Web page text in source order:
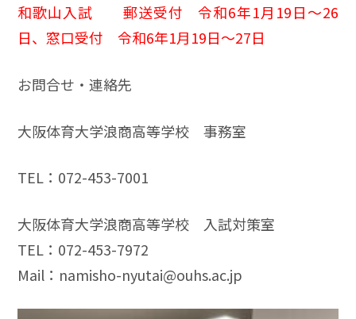
和歌山入試 郵送受付 令和6年1月19日～26
日、窓口受付 令和6年1月19日～27日
お問合せ・連絡先
大阪体育大学浪商高等学校 事務室
TEL：072-453-7001
大阪体育大学浪商高等学校 入試対策室
TEL：072-453-7972
Mail：namisho-nyutai@ouhs.ac.jp